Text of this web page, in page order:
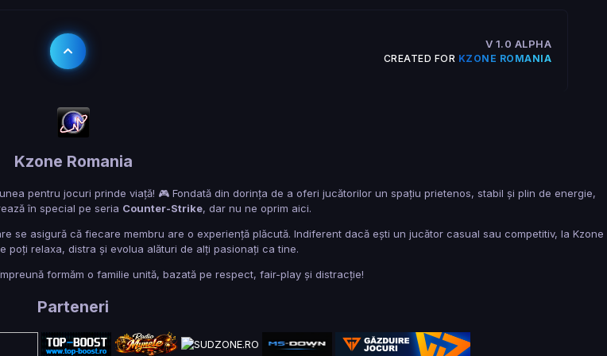
V 1.0 ALPHA
CREATED FOR KZONE ROMANIA
Kzone Romania
pentru jocuri prinde viață! 🎮 Fondată din dorința de a oferi jucătorilor un spațiu prietenos, stabil și plin de energie,
în special pe seria Counter-Strike, dar nu ne oprim aici.
se asigură că fiecare membru are o experiență plăcută. Indiferent dacă ești un jucător casual sau competitiv, la Kzone
poți relaxa, distra și evolua alături de alți pasionați ca tine.
formăm o familie unită, bazată pe respect, fair-play și distracție!
Parteneri